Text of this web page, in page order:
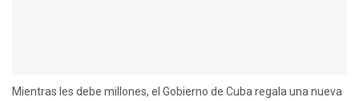
Mientras les debe millones, el Gobierno de Cuba regala una nueva